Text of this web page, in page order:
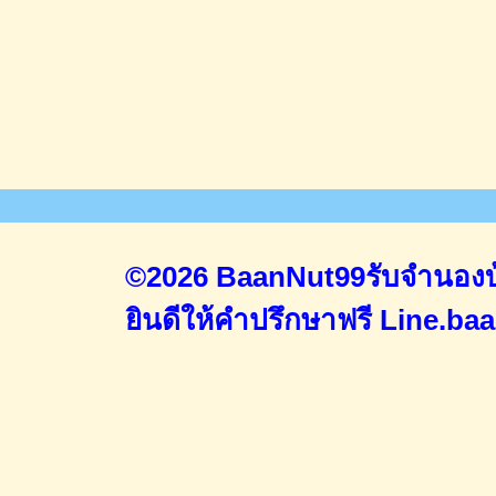
©2026 BaanNut99รับจำนอ
ยินดีให้คำปรึกษาฟรี